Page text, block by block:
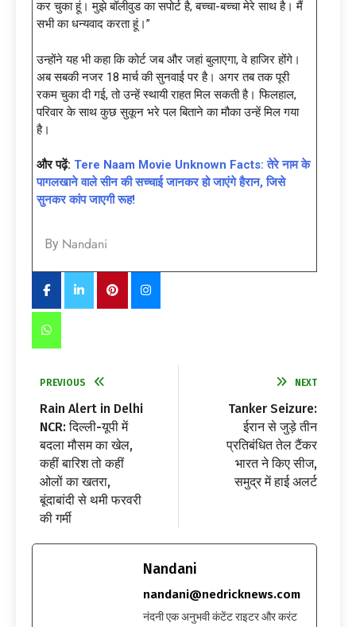
कर चुका हूं। मुझे बॉलीवुड का सपोर्ट है, बच्चा-बच्चा मेरे साथ है। मैं
सभी का धन्यवाद करता हूं।”
उन्होंने यह भी कहा कि कोर्ट जब और जहां बुलाएगा, वे हाजिर होंगे।
अब सबकी नजर 18 मार्च की सुनवाई पर है। अगर तब तक पूरी
रकम चुका दी गई, तो उन्हें स्थायी राहत मिल सकती है। फिलहाल,
परिवार के साथ कुछ सुकून भरे पल बिताने का मौका उन्हें मिल गया
है।
और पढ़ें: Tere Naam Movie Unknown Facts: तेरे नाम के
पागलखाने वाले सीन की सच्चाई जानकर हो जाएंगे हैरान, जिसे
सुनकर कांप जाएगी रूह!
By Nandani
PREVIOUS
Rain Alert in Delhi
NCR: दिल्ली-यूपी में
बदला मौसम का खेल,
कहीं बारिश तो कहीं
ओलों का खतरा,
बूंदाबांदी से थमी फरवरी
की गर्मी
NEXT
Tanker Seizure:
ईरान से जुड़े तीन
प्रतिबंधित तेल टैंकर
भारत ने किए सीज,
समुद्र में हाई अलर्ट
Nandani
nandani@nedricknews.com
नंदनी एक अनुभवी कंटेंट राइटर और करंट